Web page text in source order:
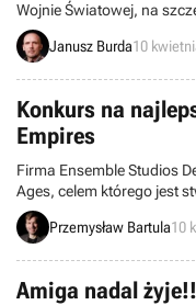
Wojnie Światowej, na
gra znana już
ponownie (kto pamięta
Janusz Burda10
Konkurs na
Empires
Firma Ensemble Studios
Ages, celem którego jest
scenariusza do gier serii
Przemysław Bartula10
Amiga nadal